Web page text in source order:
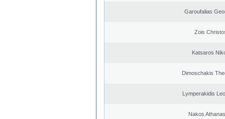
Garoufalias
Zois
Katsaros
Dimoschakis
Lymperakidis
Nakos